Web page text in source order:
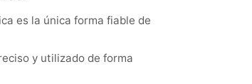
es la única forma fiable de
y utilizado de forma